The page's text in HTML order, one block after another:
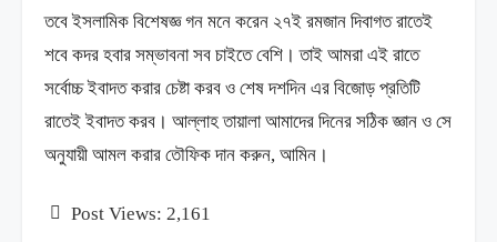
তবে ইসলামিক বিশেষজ্ঞ গন মনে করেন ২৭ই রমজান দিবাগত রাতেই
শবে কদর হবার সম্ভাবনা সব চাইতে বেশি। তাই আমরা এই রাতে
সর্বোচ্চ ইবাদত করার চেষ্টা করব ও শেষ দশদিন এর বিজোড় প্রতিটি
রাতেই ইবাদত করব। আল্লাহ তায়ালা আমাদের দিনের সঠিক জ্ঞান ও সে
অনুযায়ী আমল করার তৌফিক দান করুন, আমিন।
Post Views: 2,161